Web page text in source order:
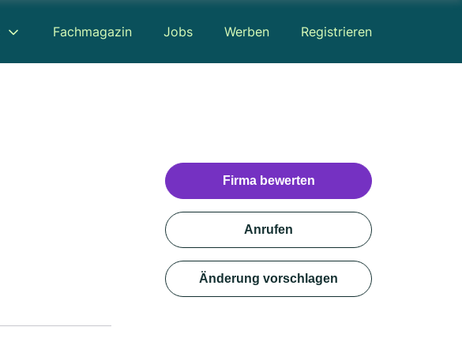
Fachmagazin Jobs Werben Registrieren
Firma bewerten
Anrufen
Änderung vorschlagen